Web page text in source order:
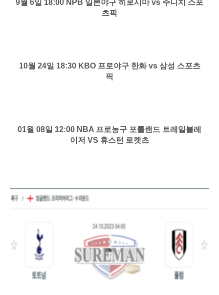
9월 6일 18:00 NPB 일본야구 히로시마 vs 주니치 스포
츠픽
10월 24일 18:30 KBO 프로야구 한화 vs 삼성 스포츠
픽
01월 08일 12:00 NBA 프로농구 포틀랜드 트레일블레
이저 VS 휴스턴 로켓츠